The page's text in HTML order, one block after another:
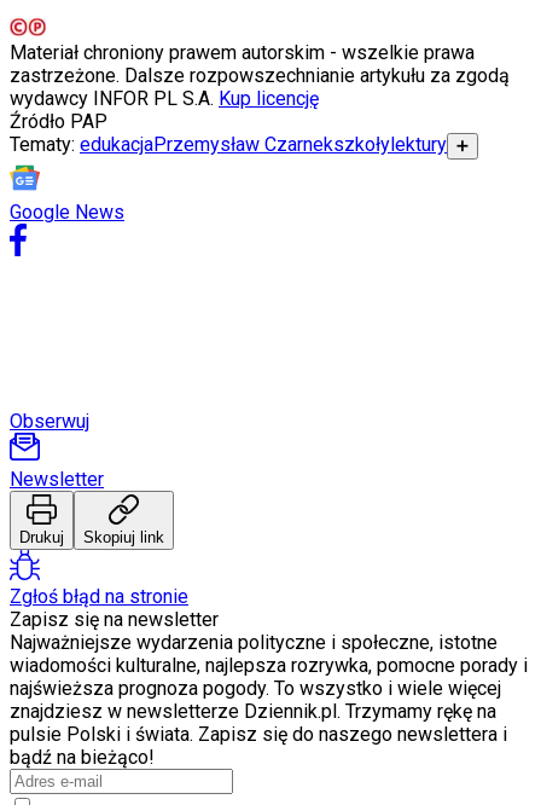
Materiał chroniony prawem autorskim - wszelkie prawa
zastrzeżone. Dalsze rozpowszechnianie artykułu za zgodą
wydawcy INFOR PL S.A. Kup licencję
Źródło PAP
Tematy: edukacjaPrzemysław Czarnekszkołylektury ➕
Google News
Obserwuj
Newsletter
Drukuj Skopiuj link
Zgłoś błąd na stronie
Zapisz się na newsletter
Najważniejsze wydarzenia polityczne i społeczne, istotne
wiadomości kulturalne, najlepsza rozrywka, pomocne porady i
najświeższa prognoza pogody. To wszystko i wiele więcej
znajdziesz w newsletterze Dziennik.pl. Trzymamy rękę na
pulsie Polski i świata. Zapisz się do naszego newslettera i
bądź na bieżąco!